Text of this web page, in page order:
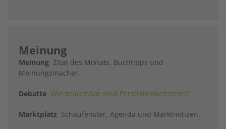
Meinung
Meinung Zitat des Monats, Buchtipps und
Meinungsmacher.
Debatte Wie brauchbar sind Persönlichkeitstests?
Marktplatz Schaufenster, Agenda und Marktnotizen.